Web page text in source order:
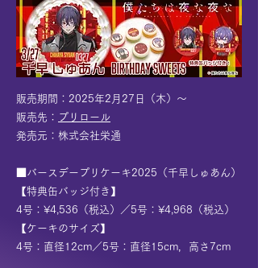
販売期間：2025年2月27日（木）～
販売先： プリロール
発売元：株式会社栄通
■バースデープリケーキ2025（千早しゅあん）
【特典缶バッジ付き】
4号：¥4,536（税込）／5号：¥4,968（税込）
【ケーキのサイズ】
4号：直径12cm／5号：直径15cm，高さ7cm